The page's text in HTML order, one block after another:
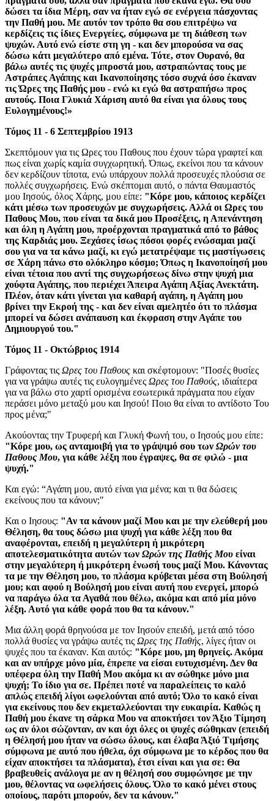
δώσει τα ίδια Μέρη, σαν να ήταν εγώ σε ενέργεια πάσχοντας
την Παθή μου. Με αυτόν τον τρόπο θα σου επιτρέψω να
κερδίζεις τις ίδιες Ενεργείες, σύμφωνα με τη διάθεση των
ψυχών. Αυτό ενώ είστε στη γη - και δεν μπορούσα να σας
δώσω κάτι μεγαλύτερο από εμένα. Τότε, στον Ουρανό, θα
βάλω αυτές τις ψυχές μπροστά μου, αστραπώντας τους με
Αστράπες Αγάπης και Ικανοποίησης τόσο συχνά όσο έκαναν
τις Ώρες της Παθής μου - ενώ κι εγώ θα αστραπήσω προς
αυτούς. Ποια Γλυκιά Χάριση αυτό θα είναι για όλους τους
Ευλογημένους!»
Τόμος 11 - 6 Σεπτεμβρίου 1913
Σκεπτόμουν για τις Ωρες του Παθους που έχουν τώρα γραφτεί και
πως είναι χωρίς καμία συγχωρητική. Όπως, εκείνοι που τα κάνουν
δεν κερδίζουν τίποτα, ενώ υπάρχουν πολλά προσευχές πλούσια σε
πολλές συγχωρήσεις. Ενώ σκέπτομαι αυτό, ο πάντα Θαυμαστός
μου Ιησούς, όλος Χάρης, μου είπε: "Κόρε μου, κάποιος κερδίζει
κάτι μέσω των προσευχών με συγχωρήσεις. Αλλά οι Ωρες του
Παθους Μου, που είναι τα δικά μου Προσέξεις, η Απενάντηση
και όλη η Αγάπη μου, προέρχονται πραγματικά από το βάθος
της Καρδιάς μου. Ξεχάσες ίσως πόσοι φορές ενώσαμαι μαζί
σου για να τα κάνω μαζί, κι εγώ μετατρέψαμε τις μαστίγωσεις
σε Χάρη πάνω στο ολόκληρο κόσμο; Όπως η Ικανοποίησή μου
είναι τέτοια που αντί της συγχωρήσεως δίνω στην ψυχή μια
χούφτα Αγάπης, που περιέχει Άπειρα Αγάπη Αξίας Ανεκτάτη.
Πλέον, όταν κάτι γίνεται για καθαρή αγάπη, η Αγάπη μου
βρίνει την Εκροή της - και δεν είναι αμελητέο ότι το πλάσμα
μπορεί να δώσει ανάπαυση και έκφραση στην Αγάπε του
Δημιουργού του."
Τόμος 11 - Οκτώβριος 1914
Γράφοντας τις Ωρες του Παθους και σκέφτομουν: "Ποσές θυσίες
για να γράψω αυτές τις ευλογημένες Ωρες του Παθούς, ιδιαίτερα
για να βάλω στο χαρτί ορισμένα εσωτερικά πράγματα που είχαν
περάσει μόνο μεταξύ μου και Ιησού! Ποιο θα είναι το αντίδοτο Του
προς μένα;"
Ακούοντας την Τρυφερή και Γλυκή Φωνή του, ο Ιησούς μου είπε:
"Κόρε μου, ως ανταμοιβή για το γράψιμό σου των Ωρών του
Παθους Μου, για κάθε λέξη που έγραψες, θα σε φιλώ - μια
ψυχή."
Και εγώ: “Αγάπη μου, αυτό είναι για μένα; και τι θα δώσεις
εκείνους που τα κάνουν;"
Και ο Ιησους: "Αν τα κάνουν μαζί Μου και με την ελεύθερή μου
Θέληση, θα τους δώσω μια ψυχή για κάθε λέξη που θα
αναφέρονται, επειδή η μεγαλύτερη ή μικρότερη
αποτελεσματικότητα αυτών των Ωρών της Παθής Μου είναι
στην μεγαλύτερη ή μικρότερη ένωσή τους μαζί Μου. Κάνοντας
τα με την Θέληση μου, το πλάσμα κρύβεται μέσα στη Βούλησή
μου; και αφού η Βούλησή μου είναι αυτή που ενεργεί, μπορώ
να παράγω όλα τα Αγαθά που θέλω, ακόμα και από μία μόνο
λέξη. Αυτό για κάθε φορά που θα τα κάνουν."
Μια άλλη φορά θρηνούσα με τον Ιησούν επειδή, μετά από τόσο
πολλά θυσίες να γράψω αυτές τις Ωρες της Παθής, λίγες ήταν οι
ψυχές που τα έκαναν. Και αυτός: "Κόρε μου, μη θρηνείς. Ακόμα
και αν υπήρχε μόνο μία, έπρεπε να είσαι ευτυχισμένη. Δεν θα
υπέφερα όλη την Παθή Μου ακόμα κι αν σώθηκε μόνο μια
ψυχή; Το ίδιο για σε. Πρέπει ποτέ να παραλείπεις το καλό
απλώς επειδή λίγοι ωφελούνται από αυτό; Όλο το κακό είναι
για εκείνους που δεν εκμεταλλεύονται την ευκαιρία. Καθώς η
Παθή μου έκανε τη σάρκα Μου να αποκτήσει τον Άξιο Τίμηση
ως αν όλοι σώζονταν, αν και όχι όλες οι ψυχές σώθηκαν (επειδή
η Θέλησή μου ήταν να σώσω όλους, και έλαβα Άξιό Τιμήσης
σύμφωνα με αυτό που ήθελα, όχι σύμφωνα με το κέρδος που θα
είχαν αποκτήσει τα πλάσματα), έτσι είναι και για σε: Θα
βραβευθείς ανάλογα με αν η θέλησή σου συμφώνησε με την
μου, θέλοντας να ωφελήσεις όλους. Όλο το κακό μένει στους
οποίους, παρότι μπορούν, δεν τα κάνουν."